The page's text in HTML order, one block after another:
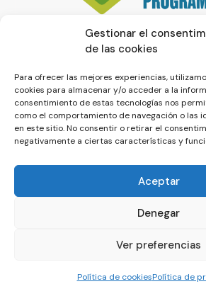
Gestionar el
de las cookies
Para ofrecer las mejores experiencias,
cookies para almacenar y/o acceder a la
consentimiento de estas tecnologías nos
como el comportamiento de navegación o las
en este sitio. No consentir o retirar el
negativamente a ciertas características y
Aceptar
Denegar
Ver preferencias
Política de cookiesPolítica de
© La Servilleta - El Blog de Paco Prieto
Política de cookiesPolítica de